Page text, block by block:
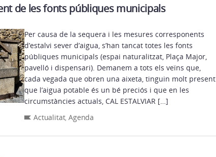
de les fonts públiques municipals
Per causa de la sequera i les mesures corresponents
d’estalvi sever d’aigua, s’han tancat totes les fonts
públiques municipals (espai naturalitzat, Plaça Major,
pavelló i dispensari). Demanem a tots els veïns que,
cada vegada que obren una aixeta, tinguin molt present
que l’aigua potable és un bé preciós i que en les
circumstàncies actuals, CAL ESTALVIAR […]
Actualitat,Agenda